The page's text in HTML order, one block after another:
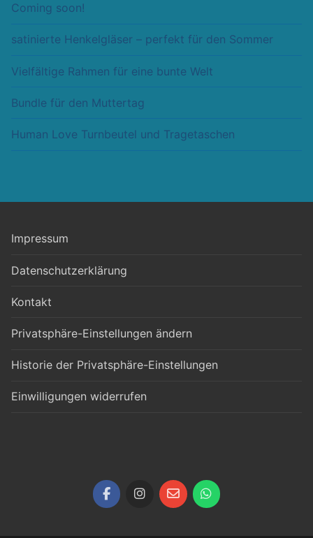
Coming soon!
satinierte Henkelgläser – perfekt für den Sommer
Vielfältige Rahmen für eine bunte Welt
Bundle für den Muttertag
Human Love Turnbeutel und Tragetaschen
Impressum
Datenschutzerklärung
Kontakt
Privatsphäre-Einstellungen ändern
Historie der Privatsphäre-Einstellungen
Einwilligungen widerrufen